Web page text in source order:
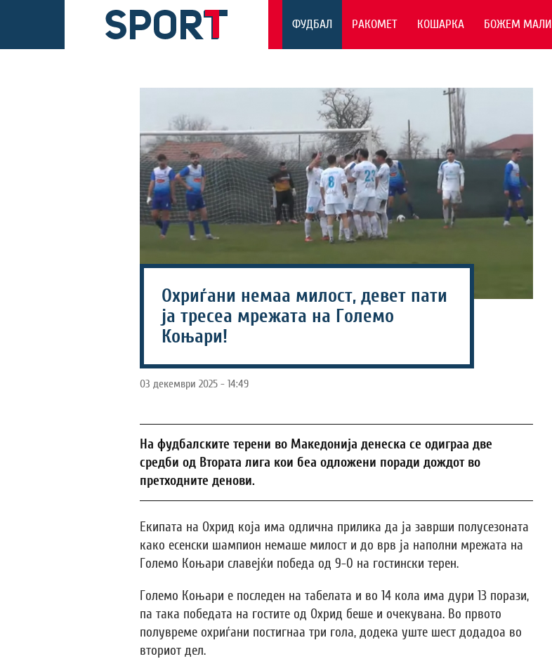
ФУДБАЛ РАКОМЕТ КОШАРКА БОЖЕМ МАЛИ
Охриѓани немаа милост, девет пати
ја тресеа мрежата на Големо
Коњари!
03 декември 2025 - 14:49
На фудбалските терени во Македонија денеска се одиграа две
средби од Втората лига кои беа одложени поради дождот во
претходните денови.
Екипата на Охрид која има одлична прилика да ја заврши полусезоната
како есенски шампион немаше милост и до врв ја наполни мрежата на
Големо Коњари славејќи победа од 9-0 на гостински терен.
Големо Коњари е последен на табелата и во 14 кола има дури 13 порази,
па така победата на гостите од Охрид беше и очекувана. Во првото
полувреме охриѓани постигнаа три гола, додека уште шест додадоа во
вториот дел.